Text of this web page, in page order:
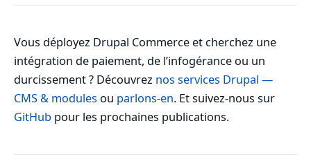
Vous déployez Drupal Commerce et cherchez une
intégration de paiement, de l’infogérance ou un
durcissement ? Découvrez nos services Drupal —
CMS & modules ou parlons-en. Et suivez-nous sur
GitHub pour les prochaines publications.